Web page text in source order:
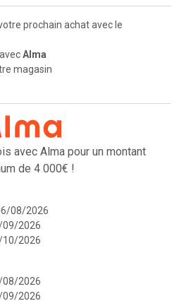
prochain achat avec le
avecAlma
magasin
avec Alma pour un montant
de 4 000€ !
08/2026
09/2026
10/2026
08/2026
09/2026